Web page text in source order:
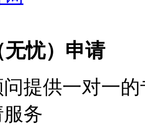
无忧）申请
提供一对一的
务